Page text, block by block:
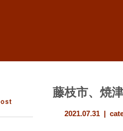
藤枝市、焼
2021.07.31 |